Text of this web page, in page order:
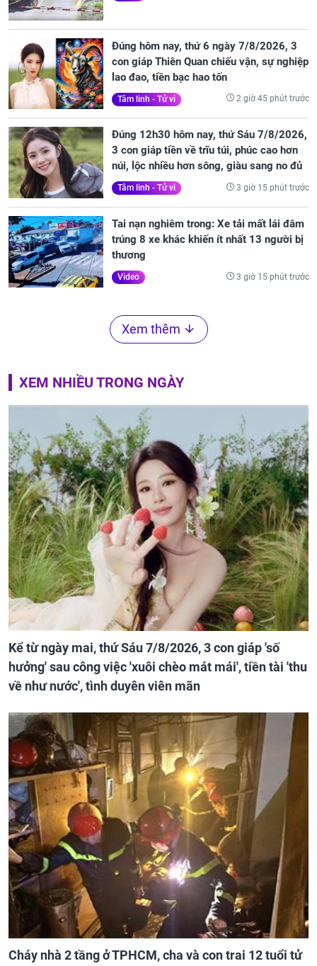
Đúng hôm nay, thứ 6 ngày 7/8/2026, 3
con giáp Thiên Quan chiếu vận, sự nghiệp
lao đao, tiền bạc hao tốn
Tâm linh - Tử vi 2 giờ 45 phút trước
Đúng 12h30 hôm nay, thứ Sáu 7/8/2026,
3 con giáp tiền về trĩu túi, phúc cao hơn
núi, lộc nhiều hơn sông, giàu sang no đủ
Tâm linh - Tử vi 3 giờ 15 phút trước
Tai nạn nghiêm trong: Xe tải mất lái đâm
trúng 8 xe khác khiến ít nhất 13 người bị
thương
Video 3 giờ 15 phút trước
Xem thêm
XEM NHIỀU TRONG NGÀY
Kể từ ngày mai, thứ Sáu 7/8/2026, 3 con giáp 'số
hưởng' sau công việc 'xuôi chèo mát mái', tiền tài 'thu
về như nước', tình duyên viên mãn
Cháy nhà 2 tầng ở TPHCM, cha và con trai 12 tuổi tử